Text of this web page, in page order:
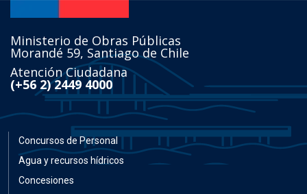
Ministerio de Obras Públicas
Morandé 59, Santiago de Chile
Atención Ciudadana
(+56 2) 2449 4000
Concursos de Personal
Agua y recursos hídricos
Concesiones